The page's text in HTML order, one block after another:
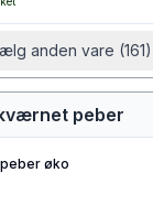
anden vare (161)
peber
øko